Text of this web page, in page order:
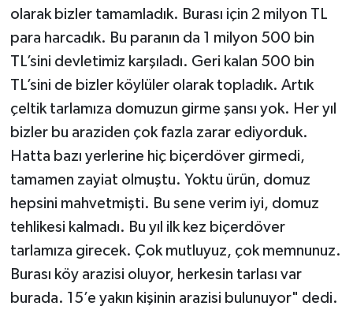
olarak bizler tamamladık. Burası için 2 milyon TL
para harcadık. Bu paranın da 1 milyon 500 bin
TL’sini devletimiz karşıladı. Geri kalan 500 bin
TL’sini de bizler köylüler olarak topladık. Artık
çeltik tarlamıza domuzun girme şansı yok. Her yıl
bizler bu araziden çok fazla zarar ediyorduk.
Hatta bazı yerlerine hiç biçerdöver girmedi,
tamamen zayiat olmuştu. Yoktu ürün, domuz
hepsini mahvetmişti. Bu sene verim iyi, domuz
tehlikesi kalmadı. Bu yıl ilk kez biçerdöver
tarlamıza girecek. Çok mutluyuz, çok memnunuz.
Burası köy arazisi oluyor, herkesin tarlası var
burada. 15’e yakın kişinin arazisi bulunuyor" dedi.